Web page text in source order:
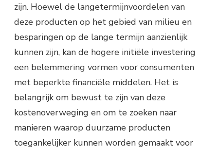
zijn. Hoewel de langetermijnvoordelen van
deze producten op het gebied van milieu en
besparingen op de lange termijn aanzienlijk
kunnen zijn, kan de hogere initiële investering
een belemmering vormen voor consumenten
met beperkte financiële middelen. Het is
belangrijk om bewust te zijn van deze
kostenoverweging en om te zoeken naar
manieren waarop duurzame producten
toegankelijker kunnen worden gemaakt voor